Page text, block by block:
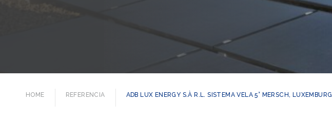
HOME REFERENCIA ADB LUX ENERGY S.À R.L. SISTEMA VELA 5° MERSCH,